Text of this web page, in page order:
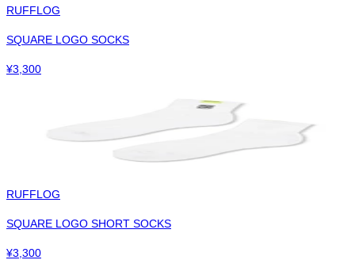
RUFFLOG
SQUARE LOGO SOCKS
¥3,300
RUFFLOG
SQUARE LOGO SHORT SOCKS
¥3,300